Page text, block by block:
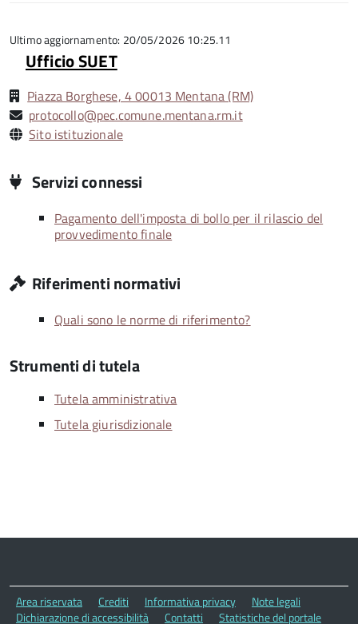
5
Ultimo aggiornamento: 20/05/2026 10:25.11
Ufficio SUET
Piazza Borghese, 4 00013 Mentana (RM)
protocollo@pec.comune.mentana.rm.it
Sito istituzionale
Servizi connessi
Pagamento dell'imposta di bollo per il rilascio del
provvedimento finale
Riferimenti normativi
Quali sono le norme di riferimento?
Strumenti di tutela
Tutela amministrativa
Tutela giurisdizionale
Area riservata Crediti Informativa privacy
Note legali
Dichiarazione di accessibilità
Contatti Statistiche del portale